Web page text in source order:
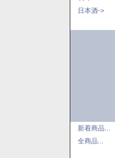
日本酒->
新着商品...
全商品...